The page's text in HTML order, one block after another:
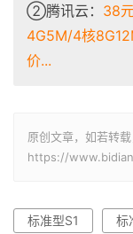
②腾讯云： 38
4G5M/4核
价...
原创文章，如若转载
https://
标准型S1 标